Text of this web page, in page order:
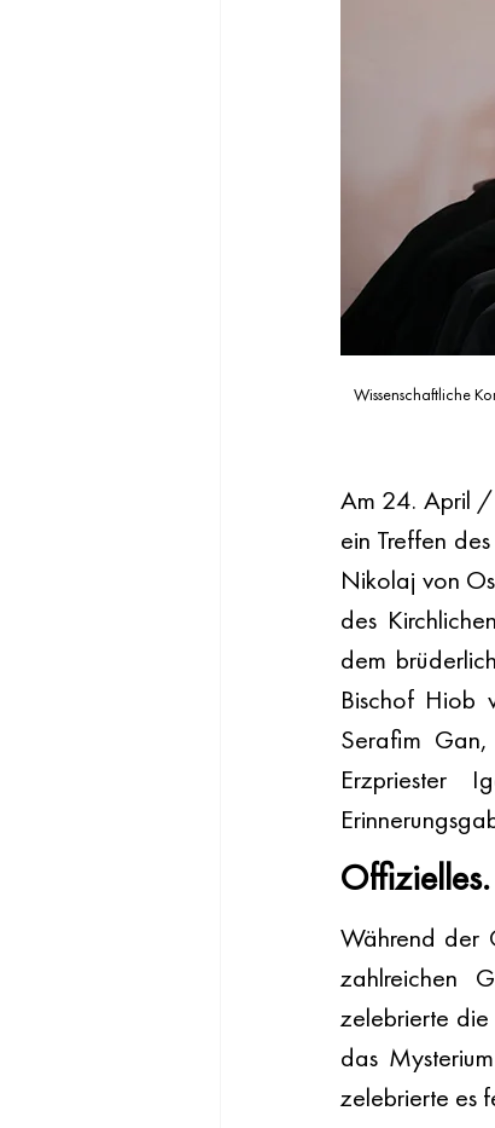
Wissenschaftliche
Am 24. April /
ein Treffen
Nikolaj von
des
dem
Bischof Hiob
Serafim
Erzpriester
Während der
zahlreichen
zelebrierte
das
zelebrierte es